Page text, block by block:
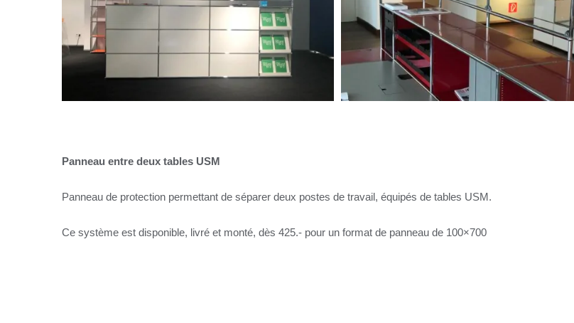
Panneau entre deux tables USM
Panneau de protection permettant de séparer deux postes de travail, équipés de tables USM.
Ce système est disponible, livré et monté, dès 425.- pour un format de panneau de 100×700